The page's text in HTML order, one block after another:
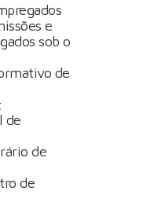
e
sob o
de
de
de
de